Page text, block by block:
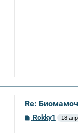
Re:
СRokky1 18